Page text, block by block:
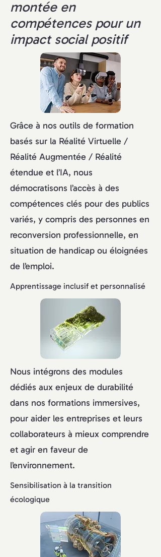
montée en
compétences pour un
impact social positif
Grâce à nos outils de formation
basés sur la Réalité Virtuelle /
Réalité Augmentée / Réalité
étendue et l’IA, nous
démocratisons l’accès à des
compétences clés pour des publics
variés, y compris des personnes en
reconversion professionnelle, en
situation de handicap ou éloignées
de l’emploi.
Apprentissage inclusif et personnalisé
Nous intégrons des modules
dédiés aux enjeux de durabilité
dans nos formations immersives,
pour aider les entreprises et leurs
collaborateurs à mieux comprendre
et agir en faveur de
l’environnement.
Sensibilisation à la transition
écologique